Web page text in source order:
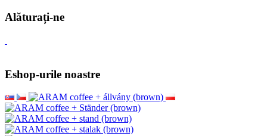
Alăturați-ne
Eshop-urile noastre